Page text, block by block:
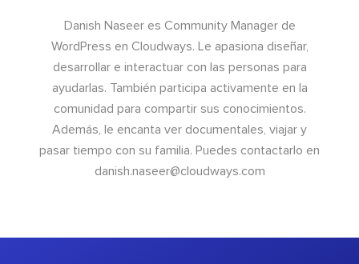
Danish Naseer es Community Manager de
WordPress en Cloudways. Le apasiona diseñar,
desarrollar e interactuar con las personas para
ayudarlas. También participa activamente en la
comunidad para compartir sus conocimientos.
Además, le encanta ver documentales, viajar y
pasar tiempo con su familia. Puedes contactarlo en
danish.naseer@cloudways.com